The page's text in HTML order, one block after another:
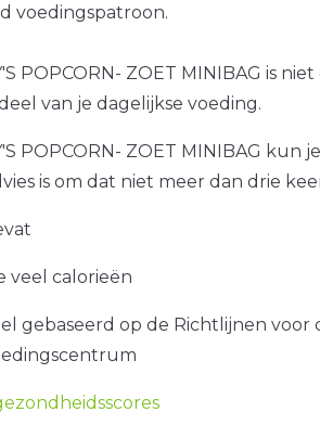
voedingspatroon.
POPCORN- ZOET MINIBAG is
van je dagelijkse voeding.
POPCORN- ZOET MINIBAG kun
is om dat niet meer dan drie
veel calorieën
gebaseerd op de Richtlijnen voor